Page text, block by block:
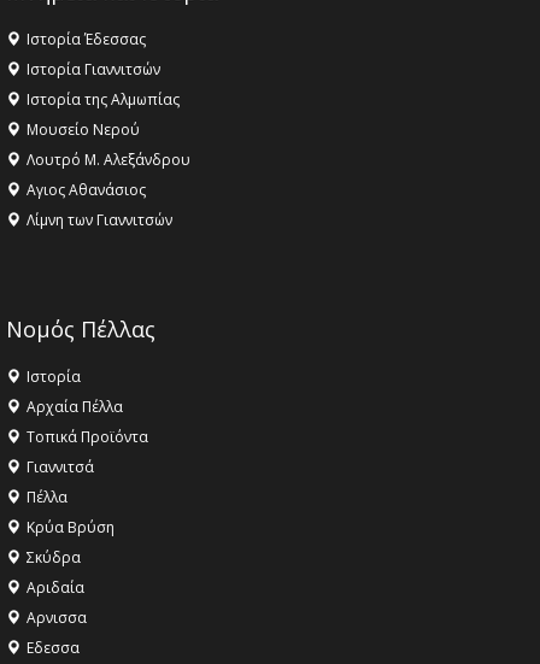
Ιστορία Έδεσσας
Ιστορία Γιαννιτσών
Ιστορία της Αλμωπίας
Μουσείο Νερού
Λουτρό Μ. Αλεξάνδρου
Αγιος Αθανάσιος
Λίμνη των Γιαννιτσών
Νομός Πέλλας
Ιστορία
Αρχαία Πέλλα
Τοπικά Προϊόντα
Γιαννιτσά
Πέλλα
Κρύα Βρύση
Σκύδρα
Αριδαία
Aρνισσα
Eδεσσα